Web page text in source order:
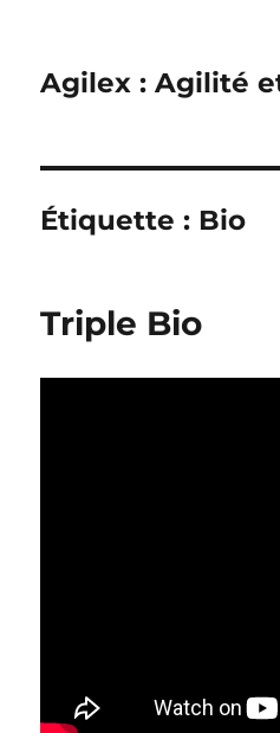
Agilex : Agilité
Étiquette : Bio
Triple Bio